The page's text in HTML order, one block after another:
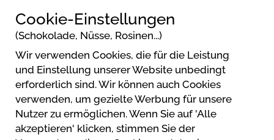
Via di Castelfusano 195
00124 Roma
Cookie-Einstellungen
(Schokolade, Nüsse, Rosinen...)
Wir verwenden Cookies, die für die Leistung
und Einstellung unserer Website unbedingt
erforderlich sind. Wir können auch Cookies
verwenden, um gezielte Werbung für unsere
Nutzer zu ermöglichen. Wenn Sie auf 'Alle
akzeptieren' klicken, stimmen Sie der